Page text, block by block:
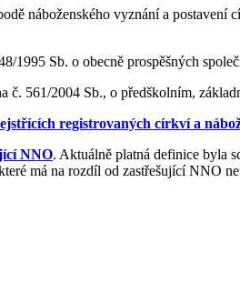
náboženského vyznání a
1995 Sb. o obecně prospěšných
561/2004 Sb., o předškolním,
registrovaných církví a
NNO. Aktuálně platná definice byla
má na rozdíl od zastřešující NNO